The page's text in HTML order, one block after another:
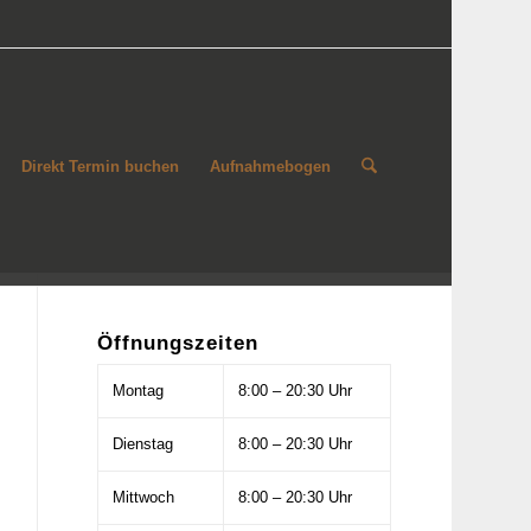
Direkt Termin buchen Aufnahmebogen
Öffnungszeiten
Montag 8:00 – 20:30 Uhr
Dienstag 8:00 – 20:30 Uhr
Mittwoch 8:00 – 20:30 Uhr